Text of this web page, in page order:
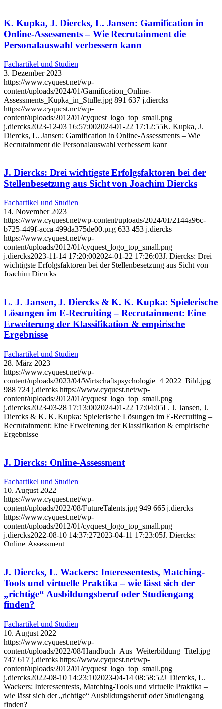
K. Kupka, J. Diercks, L. Jansen: Gamification in
Online-Assessments – Wie Recrutainment die
Personalauswahl verbessern kann
Fachartikel und Studien
3. Dezember 2023
https://www.cyquest.net/wp-
content/uploads/2024/01/Gamification_Online-
Assessments_Kupka_in_Stulle.jpg 891 637 j.diercks
https://www.cyquest.net/wp-
content/uploads/2012/01/cyquest_logo_top_small.png
j.diercks2023-12-03 16:57:002024-01-22 17:12:55K. Kupka, J.
Diercks, L. Jansen: Gamification in Online-Assessments – Wie
Recrutainment die Personalauswahl verbessern kann
J. Diercks: Drei wichtigste Erfolgsfaktoren bei der
Stellenbesetzung aus Sicht von Joachim Diercks
Fachartikel und Studien
14. November 2023
https://www.cyquest.net/wp-content/uploads/2024/01/2144a96c-
b725-449f-acca-499da375de00.png 633 453 j.diercks
https://www.cyquest.net/wp-
content/uploads/2012/01/cyquest_logo_top_small.png
j.diercks2023-11-14 17:20:002024-01-22 17:26:03J. Diercks: Drei
wichtigste Erfolgsfaktoren bei der Stellenbesetzung aus Sicht von
Joachim Diercks
L. J. Jansen, J. Diercks & K. K. Kupka: Spielerische
Lösungen im E-Recruiting – Recrutainment: Eine
Erweiterung der Klassifikation & empirische
Ergebnisse
Fachartikel und Studien
28. März 2023
https://www.cyquest.net/wp-
content/uploads/2023/04/Wirtschaftspsychologie_4-2022_Bild.jpg
988 724 j.diercks https://www.cyquest.net/wp-
content/uploads/2012/01/cyquest_logo_top_small.png
j.diercks2023-03-28 17:13:002024-01-22 17:04:05L. J. Jansen, J.
Diercks & K. K. Kupka: Spielerische Lösungen im E-Recruiting –
Recrutainment: Eine Erweiterung der Klassifikation & empirische
Ergebnisse
J. Diercks: Online-Assessment
Fachartikel und Studien
10. August 2022
https://www.cyquest.net/wp-
content/uploads/2022/08/FutureTalents.jpg 949 665 j.diercks
https://www.cyquest.net/wp-
content/uploads/2012/01/cyquest_logo_top_small.png
j.diercks2022-08-10 14:37:272023-04-11 17:23:05J. Diercks:
Online-Assessment
J. Diercks, L. Wackers: Interessentests, Matching-
Tools und virtuelle Praktika – wie lässt sich der
„richtige“ Ausbildungsberuf oder Studiengang
finden?
Fachartikel und Studien
10. August 2022
https://www.cyquest.net/wp-
content/uploads/2022/08/Handbuch_Aus_Weiterbildung_Titel.jpg
747 617 j.diercks https://www.cyquest.net/wp-
content/uploads/2012/01/cyquest_logo_top_small.png
j.diercks2022-08-10 14:23:102023-04-14 08:58:52J. Diercks, L.
Wackers: Interessentests, Matching-Tools und virtuelle Praktika –
wie lässt sich der „richtige“ Ausbildungsberuf oder Studiengang
finden?